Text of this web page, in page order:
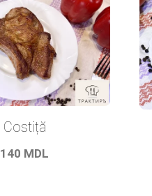
Costiță
140 MDL